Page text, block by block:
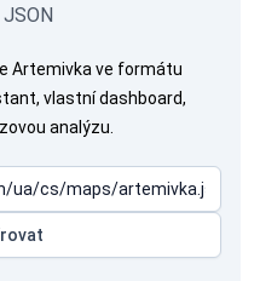
Artemivka ve formátu
vlastní dashboard,
analýzu.